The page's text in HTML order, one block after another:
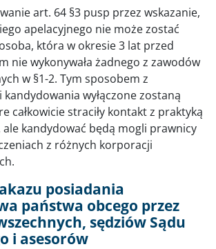
art. 64 §3 pusp przez wskazanie,
apelacyjnego nie może zostać
która w okresie 3 lat przed
nie wykonywała żadnego z zawodów
w §1-2. Tym sposobem z
wyłączone zostaną
całkowicie straciły kontakt z praktyką
ale kandydować będą mogli prawnicy
z różnych korporacji
posiadania
państwa obcego przez
sędziów Sądu
i asesorów